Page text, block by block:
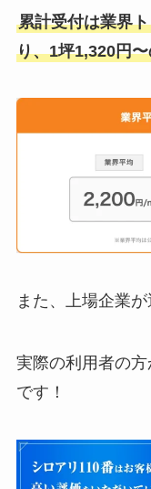
累計受付は業界
り、1坪1,320円
また、上場企業
実際の利用者の
です！